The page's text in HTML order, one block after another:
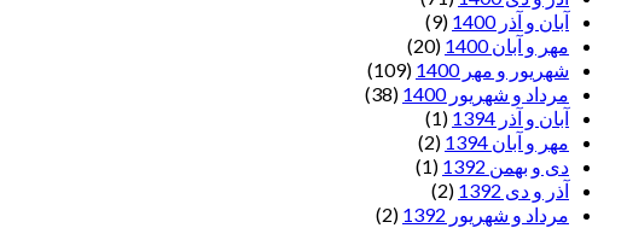
آبان و آذر 1400
(9)
مهر و آبان 1400
(20)
شهریور و مهر 1400
(109)
مرداد و شهریور 1400
(38)
آبان و آذر 1394
(1)
مهر و آبان 1394
(2)
دی و بهمن 1392
(1)
آذر و دی 1392
(2)
مرداد و شهریور 1392
(2)